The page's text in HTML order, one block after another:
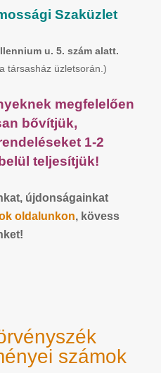
Szaküzlet
u. 5. szám alatt.
társasház üzletsorán.)
megfelelően
bővítjük,
1-2
teljesítjük!
újdonságainkat
oldalunkon, kövess
számok